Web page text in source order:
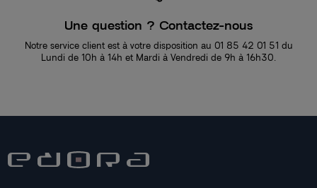
Une question ? Contactez-nous
Notre service client est à votre disposition au 01 85 42 01 51 du
Lundi de 10h à 14h et Mardi à Vendredi de 9h à 16h30.